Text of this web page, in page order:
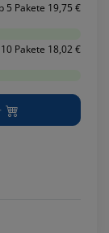
5 Pakete 19,75 €
Pakete 18,02 €